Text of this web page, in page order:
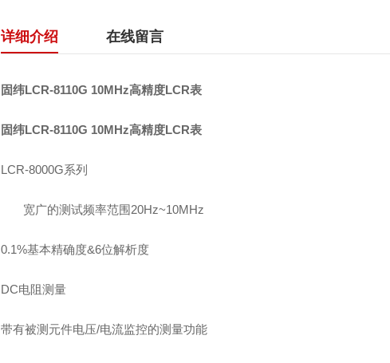
详细介绍 在线留言
固纬LCR-8110G 10MHz高精度LCR表
固纬LCR-8110G 10MHz高精度LCR表
LCR-8000G系列
宽广的测试频率范围20Hz~10MHz
0.1%基本精确度&6位解析度
DC电阻测量
带有被测元件电压/电流监控的测量功能